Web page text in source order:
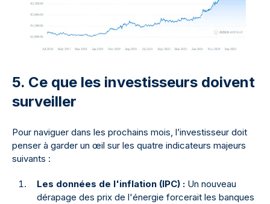
5. Ce que les investisseurs doivent
surveiller
Pour naviguer dans les prochains mois, l’investisseur doit
penser à garder un œil sur les quatre indicateurs majeurs
suivants :
Les données de l'inflation (IPC) : Un nouveau
dérapage des prix de l'énergie forcerait les banques